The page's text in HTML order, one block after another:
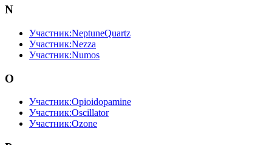
N
Участник:NeptuneQuartz
Участник:Nezza
Участник:Numos
O
Участник:Opioidopamine
Участник:Oscillator
Участник:Ozone